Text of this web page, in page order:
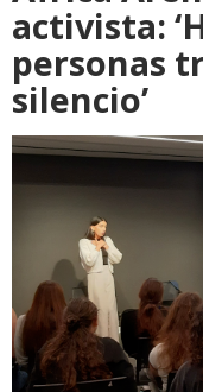
activista:
personas
silencio’